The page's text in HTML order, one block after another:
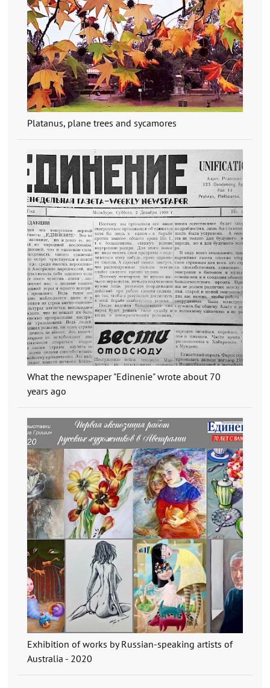
Platanus, plane trees and sycamores
What the newspaper "Edinenie" wrote about 70
years ago
Exhibition of works by Russian-speaking artists of
Australia - 2020